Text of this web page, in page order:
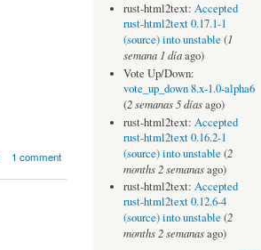
about Modificando
1 comment
rust-html2text: Accepted
rust-html2text 0.17.1-1
(source) into unstable (1
semana 1 díaago)
Vote Up/Down:
vote_up_down 8.x-1.0-alpha6
(2 semanas 5 díasago)
rust-html2text: Accepted
rust-html2text 0.16.2-1
(source) into unstable (2
months 2 semanasago)
rust-html2text: Accepted
rust-html2text 0.12.6-4
(source) into unstable (2
months 2 semanasago)